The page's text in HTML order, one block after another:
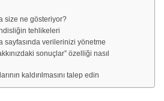
size ne gösteriyor?
tehlikeleri
sayfasında verilerinizi yönetme
sonuçlar” özelliği nasıl
kaldırılmasını talep edin